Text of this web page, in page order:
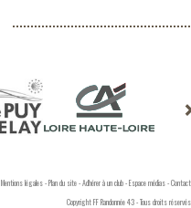
Mentions légales-Plan du site-Adhérer à un club-Espace médias-Contact
Copyright FF Randonnée 43 - Tous droits réservés